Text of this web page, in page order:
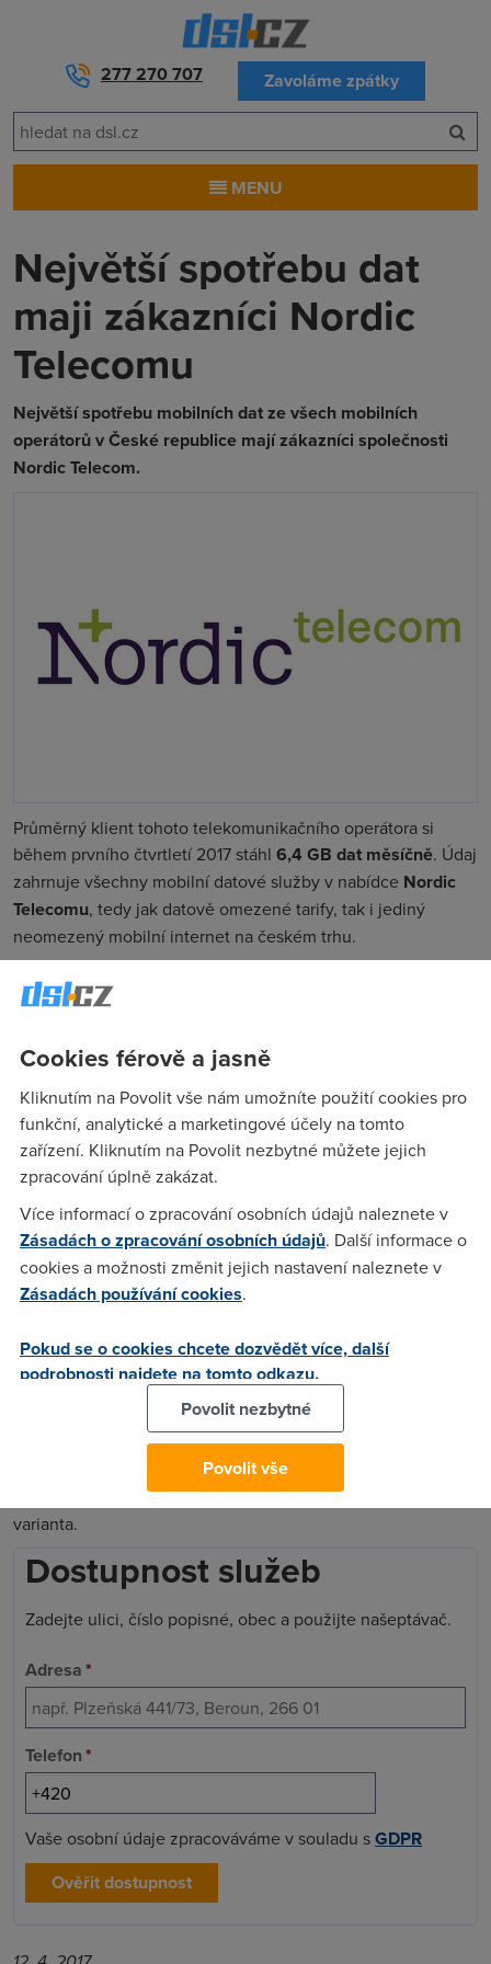
277 270 707 Zavoláme zpátky
MENU
Největší spotřebu dat
maji zákazníci Nordic
Telecomu
Největší spotřebu mobilních dat ze všech mobilních
operátorů v České republice mají zákazníci společnosti
Nordic Telecom.
Průměrný klient tohoto telekomunikačního operátora si
během prvního čtvrtletí 2017 stáhl 6,4 GB dat měsíčně. Údaj
zahrnuje všechny mobilní datové služby v nabídce Nordic
Telecomu, tedy jak datově omezené tarify, tak i jediný
neomezený mobilní internet na českém trhu.
šlo dokonce o 25 GB dat, což je s přehledem nejvíce ze
generální ředitel Nordic Telecomu
své vlastní síti CDMA. Pro jeho příjem je nutné speciální
zařízení, které operátor dodává společně se službou.
Rychlost připojení je omezena na maximálně 3,1 Mb/s.
ve vlastní síti na novou technologii LTE, která u rychlosti
připojení k internetu umožní několikanásobné zvýšení.
Kromě mobilního připojení přes síť CDMA nabízí Nordic
Telecom také mobilní data prostřednictvím partnerské sítě
Rychlost internetu u vás
Pokud máte doma pomalý internet, můžete si prověřit, jestli
na vaší adrese není rychlejší technologie nebo levnější
varianta.
Dostupnost služeb
Zadejte ulici, číslo popisné, obec a použijte našeptávač.
Adresa*
Telefon*
Vaše osobní údaje zpracováváme v souladu sGDPR
Ověřit dostupnost
Cookies férově a jasně
Kliknutím na Povolit vše nám umožníte použití cookies pro
funkční, analytické a marketingové účely na tomto
zařízení. Kliknutím na Povolit nezbytné můžete jejich
zpracování úplně zakázat.
Více informací o zpracování osobních údajů naleznete v
Zásadách o zpracování osobních údajů. Další informace o
cookies a možnosti změnit jejich nastavení naleznete v
Zásadách používání cookies.
Pokud se o cookies chcete dozvědět více, další
podrobnosti najdete na tomto odkazu.
Povolit nezbytné
Povolit vše